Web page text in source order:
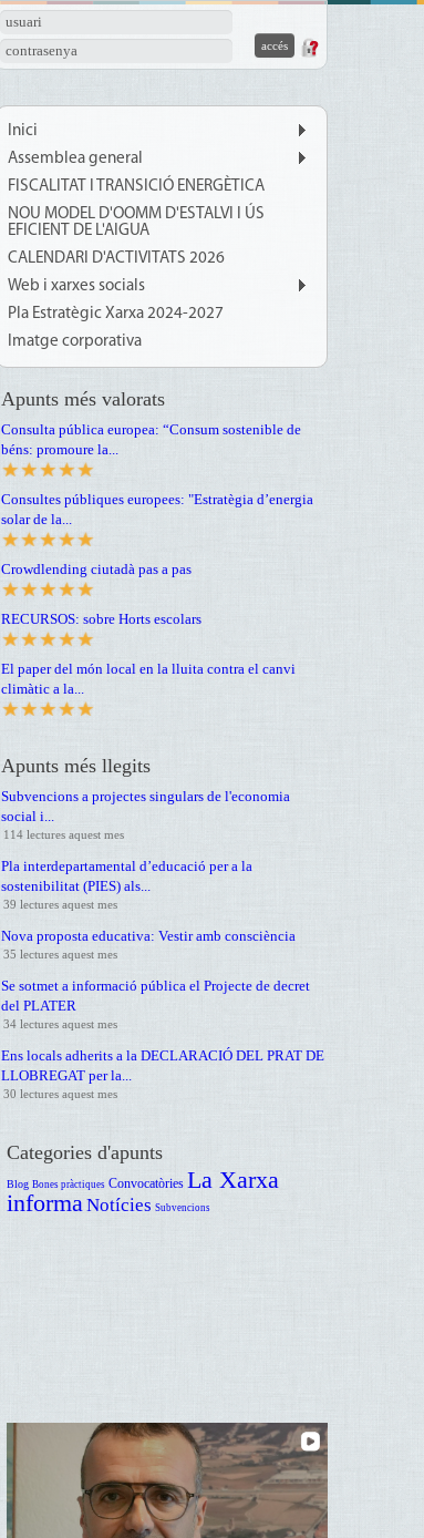
usuari
contrasenya
Inici
Assemblea general
FISCALITAT I TRANSICIÓ ENERGÈTICA
NOU MODEL D'OOMM D'ESTALVI I ÚS
EFICIENT DE L'AIGUA
CALENDARI D'ACTIVITATS 2026
Web i xarxes socials
Pla Estratègic Xarxa 2024-2027
Imatge corporativa
Apunts més valorats
Consulta pública europea: “Consum sostenible de
béns: promoure la...
Consultes públiques europees: "Estratègia d’energia
solar de la...
Crowdlending ciutadà pas a pas
RECURSOS: sobre Horts escolars
El paper del món local en la lluita contra el canvi
climàtic a la...
Apunts més llegits
Subvencions a projectes singulars de l'economia
social i...
114 lectures aquest mes
Pla interdepartamental d’educació per a la
sostenibilitat (PIES) als...
39 lectures aquest mes
Nova proposta educativa: Vestir amb consciència
35 lectures aquest mes
Se sotmet a informació pública el Projecte de decret
del PLATER
34 lectures aquest mes
Ens locals adherits a la DECLARACIÓ DEL PRAT DE
LLOBREGAT per la...
30 lectures aquest mes
Categories d'apunts
Blog Bones pràctiques Convocatòries La Xarxa
informaNotícies Subvencions